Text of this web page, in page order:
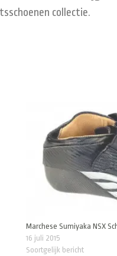
collectie.
Marchese Sumiyaka NSX
16 juli 2015
Soortgelijk bericht